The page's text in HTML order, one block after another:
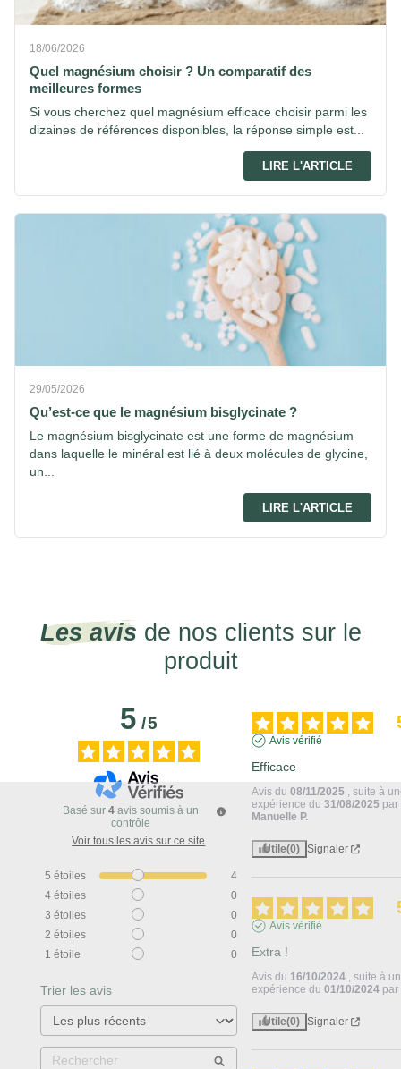
18/06/2026
Quel magnésium choisir ? Un comparatif des
meilleures formes
Si vous cherchez quel magnésium efficace choisir parmi les
dizaines de références disponibles, la réponse simple est...
LIRE L'ARTICLE
29/05/2026
Qu’est-ce que le magnésium bisglycinate ?
Le magnésium bisglycinate est une forme de magnésium
dans laquelle le minéral est lié à deux molécules de glycine,
un...
LIRE L'ARTICLE
Les avis de nos clients sur le
produit
5/5
Basé sur 4 avis soumis à un
contrôle
Voir tous les avis sur ce site
5 étoiles
4
4 étoiles
0
3 étoiles
0
2 étoiles
0
1 étoile 0
Trier les avis
Avis vérifié
Efficace
Avis du08/11/2025 , suite à
expérience du31/08/2025 par
Manuelle P.
Utile(0) Signaler
Avis vérifié
Extra !
Avis du 16/10/2024 , suite à
expérience du01/10/2024 par
Utile(0) Signaler